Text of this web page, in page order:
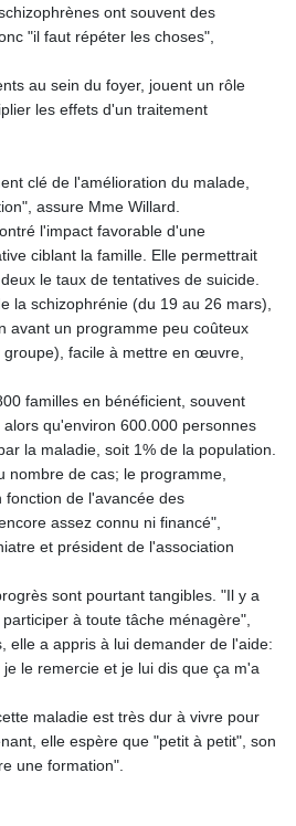
ont souvent des
"il faut répéter les choses",
au sein du foyer, jouent un rôle
les effets d'un traitement
clé de l'amélioration du malade,
assure Mme Willard.
l'impact favorable d'une
ciblant la famille. Elle permettrait
le taux de tentatives de suicide.
la schizophrénie (du 19 au 26 mars),
avant un programme peu coûteux
facile à mettre en œuvre,
familles en bénéficient, souvent
qu'environ 600.000 personnes
la maladie, soit 1% de la population.
nombre de cas; le programme,
de l'avancée des
assez connu ni financé",
et président de l'association
sont pourtant tangibles. "Il y a
à toute tâche ménagère",
elle a appris à lui demander de l'aide:
le remercie et je lui dis que ça m'a
maladie est très dur à vivre pour
elle espère que "petit à petit", son
une formation".